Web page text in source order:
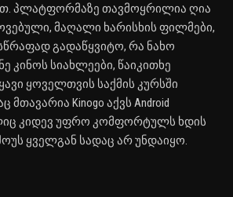
პლატფორმაზე თავმოყრილია ღია
მაღალი ხარისხის ფილმები,
გადაწყვიტო, რა ნახო
კინოს სიახლეები, წაიკითხე
ყოველთვის საქმის კურსში
Kinogo აქვს Android
კიდევ უფრო კომფორტულს ხდის
ყველგან სადაც არ უნდაიყო.